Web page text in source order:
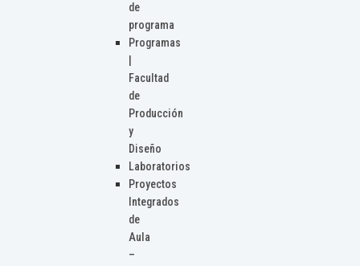
de
programa
Programas
Facultad
de
Producción
y
Diseño
Laboratorios
Proyectos
Integrados
de
Aula
–